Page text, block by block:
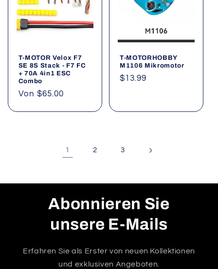
T-MOTOR Velox F7
SE 8S Stack - F7 FC
+ 70A 4in1 ESC
Combo
Normaler
Von $65.00
T-MOTORHOBBY
M1106 Mikromotor
Normaler
$13.99
1 2 3
Abonnieren Sie
unsere E-Mails
Erfahren Sie als Erster von neuen Kollektionen
und exklusiven Angeboten.